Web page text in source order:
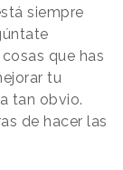
siempre
que has
tu
tan obvio.
de hacer las